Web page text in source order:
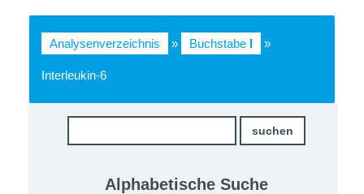
Analysenverzeichnis » Buchstabe I »
Interleukin-6
Alphabetische Suche